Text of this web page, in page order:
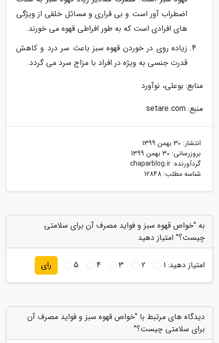
اضطراب آور است و بی قراری و مسائل خلقی از ویژگی
های افرادی است که به طور افراطی قهوه می خورند.
زیاده روی در خوردن قهوه سبز باعث سر درد و کاهش
قدرت جنسی به ویژه در افراد با مزاج سرد می گردد.
منابع: بوعلی، نوآورد
منبع: setare.com
انتشار: 30 بهمن 1399
بروزرسانی: 30 بهمن 1399
گردآورنده: chaparblog.ir
شناسه مطلب: 12848
به "خواص قهوه سبز و فواید مصرف آن برای سلامتی
چیست؟" امتیاز دهید
امتیاز دهید:1
2
3
4
5 رای
دیدگاه های مرتبط با "خواص قهوه سبز و فواید مصرف آن
برای سلامتی چیست؟"